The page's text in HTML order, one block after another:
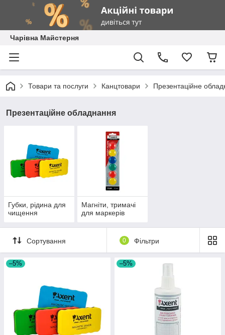
Чарівна Майстерня
Товари та послуги Канцтовари Презентаційне
Презентаційне обладнання
Губки, рідина для
чищення
Магніти, тримачі
для маркерів
Сортування 0 Фільтри
–5% –5%